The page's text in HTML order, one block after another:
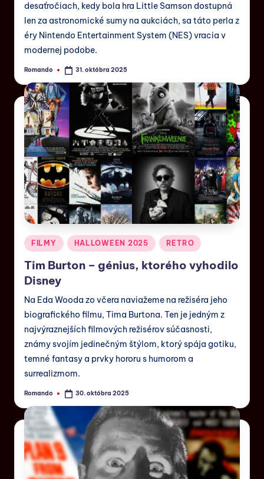
desaťročiach, kedy bola hra Little Samson dostupná
len za astronomické sumy na aukciách, sa táto perla z
éry Nintendo Entertainment System (NES) vracia v
modernej podobe.
Romando 31. októbra 2025
FILMY HALLOWEEN 2025 RETRO
Tim Burton – génius, ktorého vyhodilo
Disney
Na Eda Wooda zo včera naviažeme na režiséra jeho
biografického filmu, Tima Burtona. Ten je jedným z
najvýraznejších filmových režisérov súčasnosti,
známy svojím jedinečným štýlom, ktorý spája gotiku,
temné fantasy a prvky hororu s humorom a
surrealizmom.
Romando 30. októbra 2025